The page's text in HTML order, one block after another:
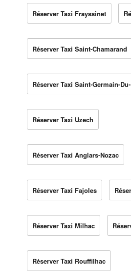
Réserver Taxi Frayssinet
Réserver Taxi Saint-Chamarand
Réserver Taxi Saint-Germain-
Réserver Taxi Uzech
Réserver Taxi Anglars-Nozac
Réserver Taxi Fajoles
Réserver Taxi Milhac
Réserver Taxi Rouffilhac